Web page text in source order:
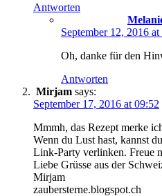
Antworten
September 12, 2016
Oh, danke für den
Antworten
Mirjam says:
September 17, 2016 at 09:52
Mmmh, das Rezept merke
Wenn du Lust hast, kannst
Link-Party verlinken. Freue
Liebe Grüsse aus der
Mirjam
zaubersterne.blogspot.ch